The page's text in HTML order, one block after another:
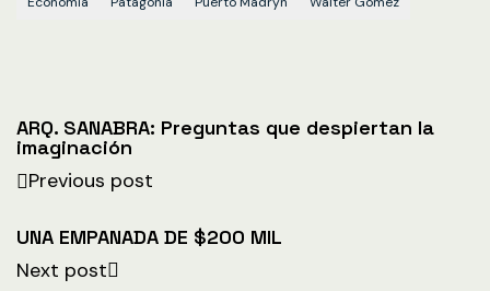
ARQ. SANABRA: Preguntas que despiertan la
imaginación
Previous post
UNA EMPANADA DE $200 MIL
Next post